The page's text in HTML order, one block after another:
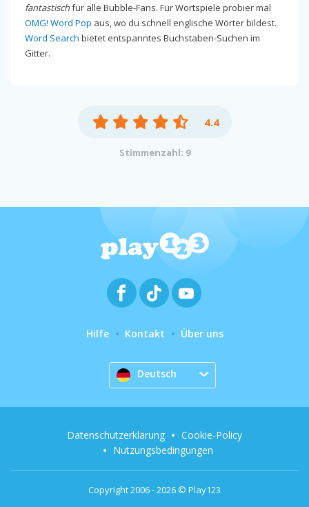
fantastischfür alle Bubble-Fans. Für Wortspiele probier mal
OMG! Word Pop aus, wo du schnell englische Wörter bildest.
Word Search bietet entspanntes Buchstaben-Suchen im
Gitter.
4.4
Stimmenzahl: 9
Hilfe Kontakt Über uns
Deutsch
Copyright 2006 - 2026 © Play123
Datenschutzerklärung
Cookie-Policy
Nutzungsbedingungen